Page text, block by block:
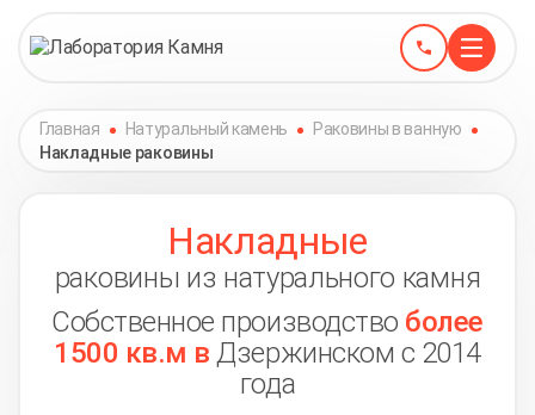
Главная Натуральный камень
Раковины в ванную
Накладные раковины
Накладные
раковины из натурального камня
Собственное производство более
1500 кв.м в Дзержинском с 2014
года